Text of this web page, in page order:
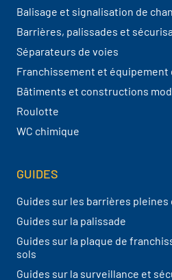
Balisage et signalisation de
Barrières, palissades et
Séparateurs de voies
Franchissement et équipement
Bâtiments et constructions
Roulotte
WC chimique
GUIDES
Guides sur les barrières pleines
Guides sur la palissade
Guides sur la plaque de
sols
Guides sur la surveillance et